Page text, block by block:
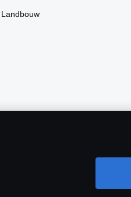
Landbouw